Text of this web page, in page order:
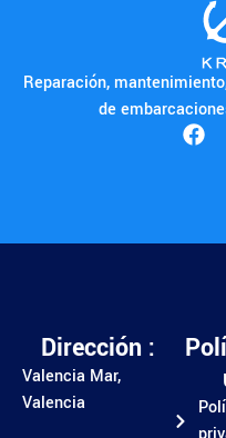
Reparación,
de
Dirección :
Valencia Mar,
Valencia